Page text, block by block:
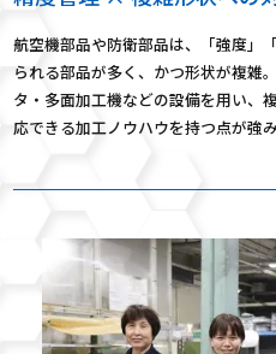
航空機部品や防衛部品は、「強度」
られる部品が多く、かつ形状が複雑
タ・多面加工機などの設備を用い、
応できる加工ノウハウを持つ点が強み